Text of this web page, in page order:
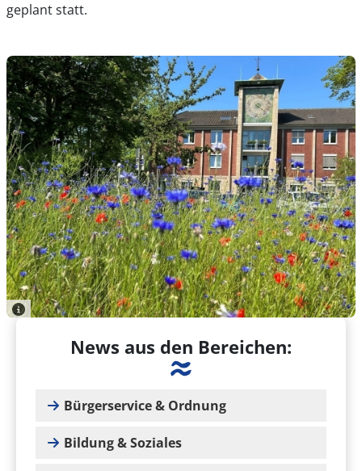
geplant statt.
News aus den Bereichen:
Bürgerservice & Ordnung
Bildung & Soziales